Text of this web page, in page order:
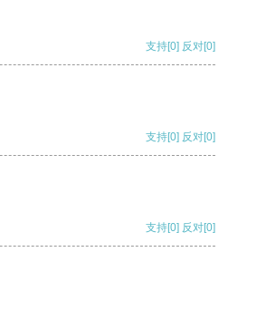
支持[0] 反对[0]
支持[0] 反对[0]
支持[0] 反对[0]